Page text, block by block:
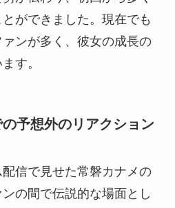
ができました。現在でも
ンが多く、彼女の成長の
す。
予想外のリアクション
信で見せた常磐カナメの
の間で伝説的な場面とし